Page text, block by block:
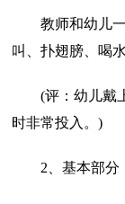
教师和幼儿一
叫、扑翅膀、喝
(评：幼儿戴上
时非常投入。)
2、基本部分